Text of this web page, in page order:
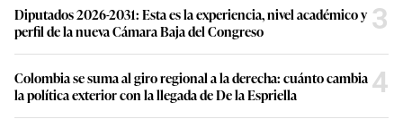
Diputados 2026-2031: Esta es la experiencia, nivel académico y
perfil de la nueva Cámara Baja del Congreso
3
Colombia se suma al giro regional a la derecha: cuánto cambia
la política exterior con la llegada de De la Espriella
4